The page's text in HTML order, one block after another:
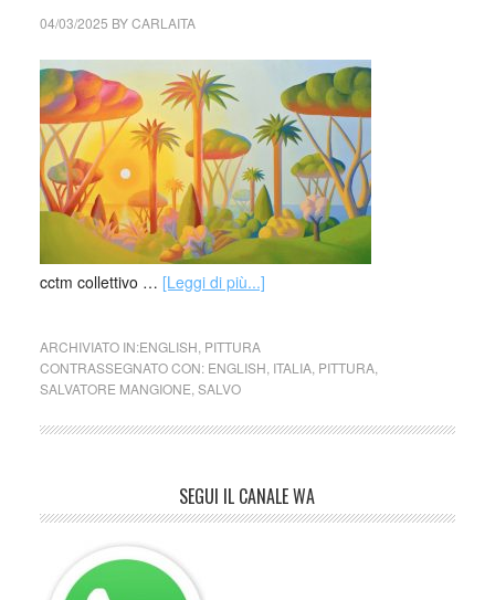
04/03/2025 BYCARLAITA
cctm collettivo … [Leggi di più...]
ARCHIVIATO IN:ENGLISH PITTURA
CONTRASSEGNATO CON: ENGLISH ITALIA, PITTURA,
SALVATORE MANGIONE SALVO
SEGUI IL CANALE WA